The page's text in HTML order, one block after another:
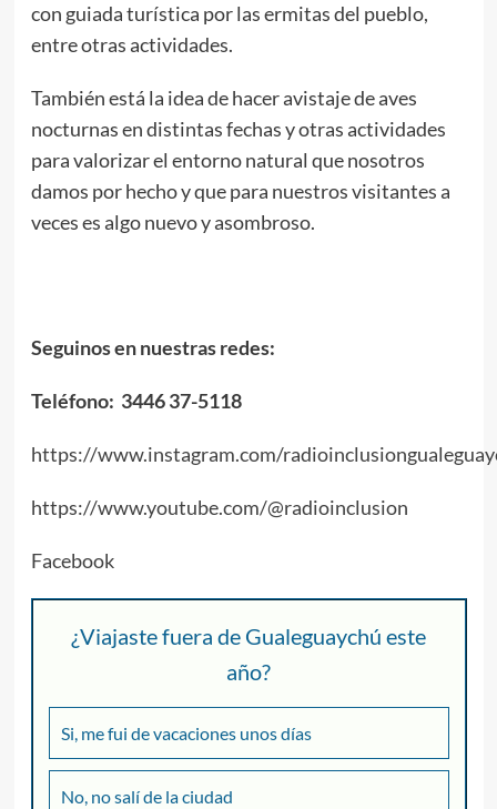
con guiada turística por las ermitas del pueblo,
entre otras actividades.
También está la idea de hacer avistaje de aves
nocturnas en distintas fechas y otras actividades
para valorizar el entorno natural que nosotros
damos por hecho y que para nuestros visitantes a
veces es algo nuevo y asombroso.
Seguinos en nuestras redes:
Teléfono: 3446 37-5118
https://www.instagram.com/
https://www.youtube.com/@radioinclusion
Facebook
¿Viajaste fuera de Gualeguaychú este
año?
Si, me fui de vacaciones unos días
No, no salí de la ciudad